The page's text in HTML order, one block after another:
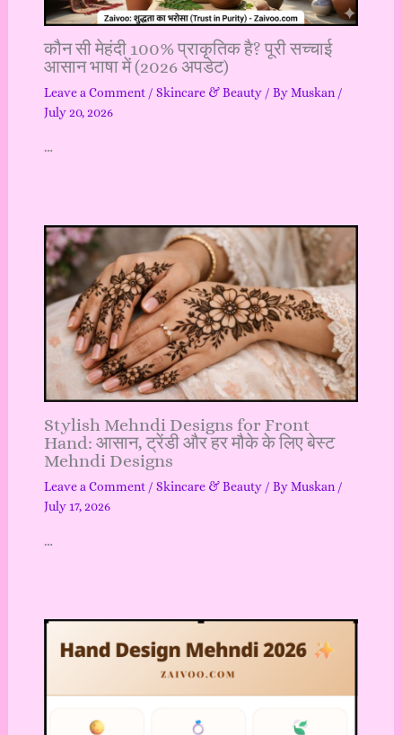
कौन सी मेहंदी 100% प्राकृतिक है? पूरी सच्चाई
आसान भाषा में (2026 अपडेट)
Leave a Comment / Skincare & Beauty/ ByMuskan /
July 20, 2026
…
Stylish Mehndi Designs for Front
Hand: आसान, ट्रेंडी और हर मौके के लिए बेस्ट
Mehndi Designs
Leave a Comment / Skincare & Beauty/ ByMuskan /
July 17, 2026
…